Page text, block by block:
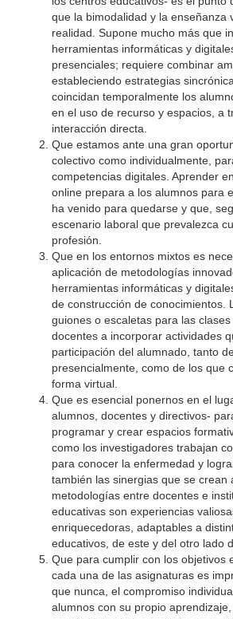
que la bimodalidad y la enseñanza
realidad. Supone mucho más que
herramientas informáticas y
presenciales; requiere combinar
estableciendo estrategias
coincidan temporalmente los
en el uso de recurso y espacios, a
interacción directa.
Que estamos ante una gran
colectivo como individualmente,
competencias digitales. Aprender
online prepara a los alumnos para
ha venido para quedarse y que,
escenario laboral que prevalezca
profesión.
Que en los entornos mixtos es
aplicación de metodologías
herramientas informáticas y
de construcción de conocimientos.
guiones o escaletas para las
docentes a incorporar actividades
participación del alumnado, tanto
presencialmente, como de los que
forma virtual.
Que es esencial ponernos en el
alumnos, docentes y directivos-
programar y crear espacios
como los investigadores trabajan
para conocer la enfermedad y
también las sinergias que se crean
metodologías entre docentes e
educativas son experiencias
enriquecedoras, adaptables a
educativos, de este y del otro lado
Que para cumplir con los objetivos
cada una de las asignaturas es
que nunca, el compromiso
alumnos con su propio